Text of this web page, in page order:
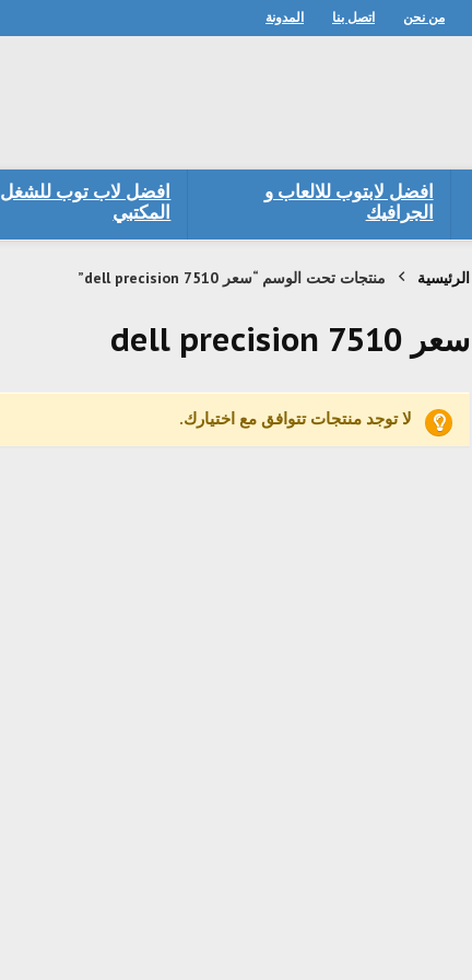
من نحن اتصل بنا المدونة
افضل لابتوب للالعاب و
الجرافيك
افضل لاب توب للشغل
المكتبي
الرئيسية منتجات تحت الوسم “سعر dell precision 7510”
سعر dell precision 7510
لا توجد منتجات تتوافق مع اختيارك.